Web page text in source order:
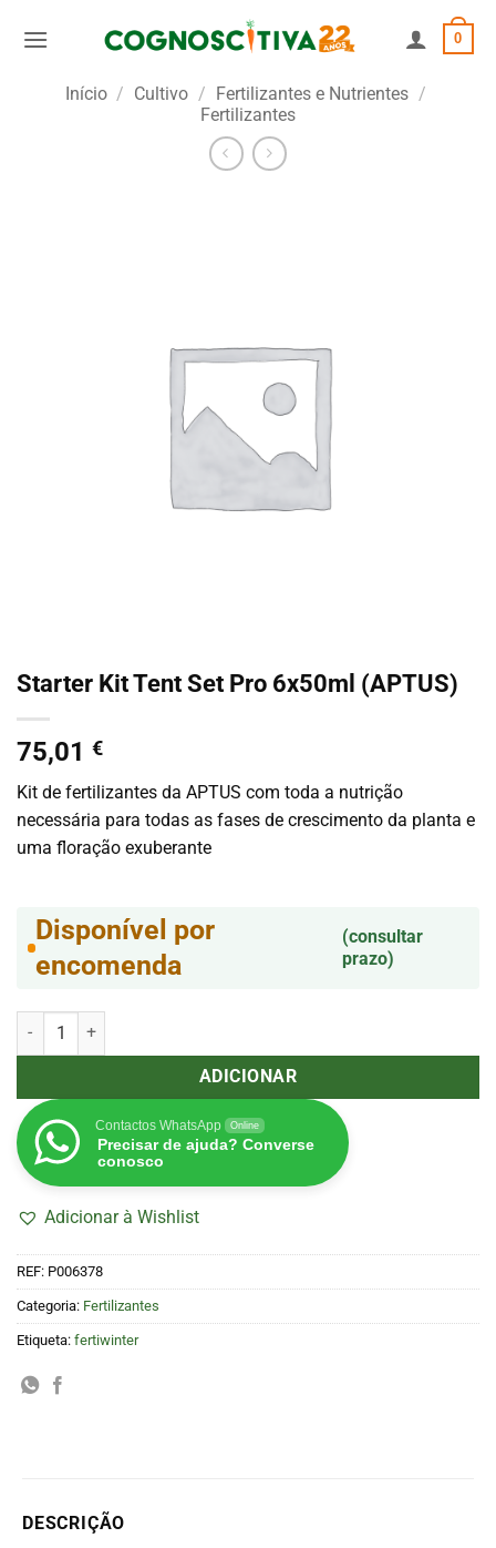
0
Início / Cultivo / Fertilizantes e Nutrientes /
Fertilizantes
Starter Kit Tent Set Pro 6x50ml (APTUS)
75,01 €
Kit de fertilizantes da APTUS com toda a nutrição
necessária para todas as fases de crescimento da planta e
uma floração exuberante
Disponível por
encomenda
(consultar
prazo)
Quantidade de Starter Kit Tent Set Pro 6x50ml (APTUS)
ADICIONAR
Contactos WhatsApp Online
Precisar de ajuda? Converse
conosco
Adicionar à Wishlist
REF: P006378
Categoria: Fertilizantes
Etiqueta: fertiwinter
DESCRIÇÃO